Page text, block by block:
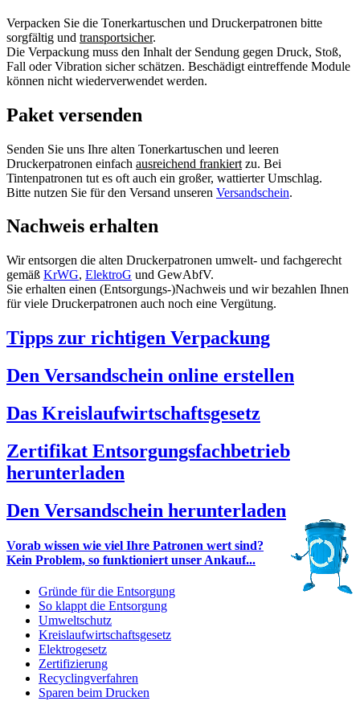
Verpacken Sie die Tonerkartuschen und Druckerpatronen bitte
sorgfältig und transportsicher.
Die Verpackung muss den Inhalt der Sendung gegen Druck, Stoß,
Fall oder Vibration sicher schätzen. Beschädigt eintreffende Module
können nicht wiederverwendet werden.
Paket versenden
Senden Sie uns Ihre alten Tonerkartuschen und leeren
Druckerpatronen einfach ausreichend frankiert zu. Bei
Tintenpatronen tut es oft auch ein großer, wattierter Umschlag.
Bitte nutzen Sie für den Versand unseren Versandschein.
Nachweis erhalten
Wir entsorgen die alten Druckerpatronen umwelt- und fachgerecht
gemäß KrWG, ElektroG und GewAbfV.
Sie erhalten einen (Entsorgungs-)Nachweis und wir bezahlen Ihnen
für viele Druckerpatronen auch noch eine Vergütung.
Tipps zur richtigen Verpackung
Den Versandschein online erstellen
Das Kreislaufwirtschaftsgesetz
Zertifikat Entsorgungsfachbetrieb
herunterladen
Den Versandschein herunterladen
Vorab wissen wie viel Ihre Patronen wert sind?
Kein Problem, so funktioniert unser Ankauf...
Gründe für die Entsorgung
So klappt die Entsorgung
Umweltschutz
Kreislaufwirtschaftsgesetz
Elektrogesetz
Zertifizierung
Recyclingverfahren
Sparen beim Drucken